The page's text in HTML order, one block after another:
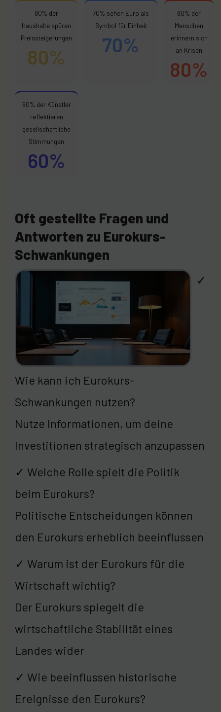
80% der
Haushalte spüren
Preissteigerungen
80%
70% sehen Euro als
Symbol für Einheit
70%
80% der
Menschen
erinnern sich
an Krisen
80%
60% der Künstler
reflektieren
gesellschaftliche
Stimmungen
60%
Oft gestellte Fragen und
Antworten zu Eurokurs-
Schwankungen
✓
Wie kann ich Eurokurs-
Schwankungen nutzen?
Nutze Informationen, um deine
Investitionen strategisch anzupassen
✓ Welche Rolle spielt die Politik
beim Eurokurs?
Politische Entscheidungen können
den Eurokurs erheblich beeinflussen
✓ Warum ist der Eurokurs für die
Wirtschaft wichtig?
Der Eurokurs spiegelt die
wirtschaftliche Stabilität eines
Landes wider
✓ Wie beeinflussen historische
Ereignisse den Eurokurs?